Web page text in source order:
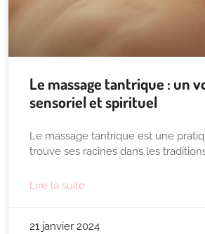
Le massage tantrique : un
sensoriel et spirituel
Le massage tantrique est une
trouve ses racines dans les
Lire la suite
21 janvier 2024